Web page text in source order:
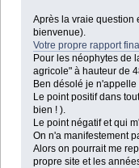
Après la vraie question
bienvenue).
Votre propre rapport
Pour les néophytes de
agricole" à hauteur de
Ben désolé je
Le point positif dans
bien ! ).
Le point négatif et qui
On n'a manifestement
Alors on pourrait me
propre site et les